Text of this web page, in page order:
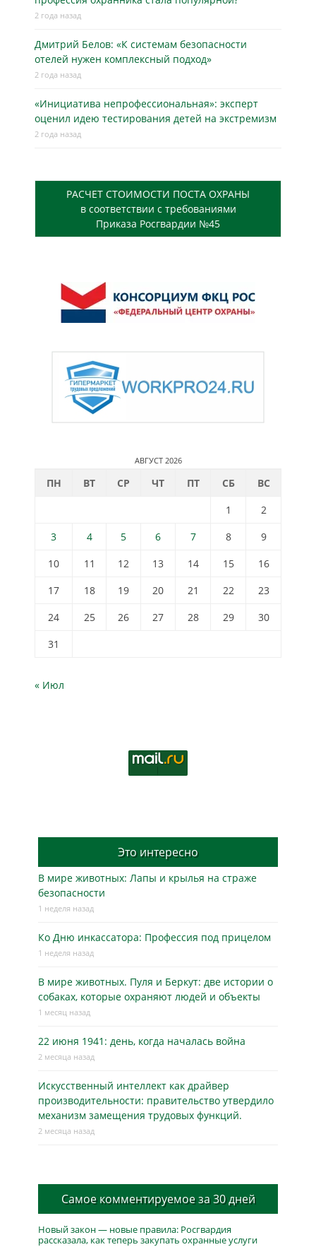
2 года назад
Дмитрий Белов: «К системам безопасности
отелей нужен комплексный подход»
2 года назад
«Инициатива непрофессиональная»: эксперт
оценил идею тестирования детей на экстремизм
2 года назад
РАСЧЕТ СТОИМОСТИ ПОСТА ОХРАНЫ
в соответствии с требованиями
Приказа Росгвардии №45
АВГУСТ 2026
ПН ВТ СР ЧТ ПТ СБ
ВС
1
2
3
4 5 6 7 8
9
10
11 12 13 14 15
16
17
18 19 20 21 22
23
24
25 26 27 28 29
30
31
« Июл
Это интересно
В мире животных: Лапы и крылья на страже
безопасности
1 неделя назад
Ко Дню инкассатора: Профессия под прицелом
1 неделя назад
В мире животных. Пуля и Беркут: две истории о
собаках, которые охраняют людей и объекты
1 месяц назад
22 июня 1941: день, когда началась война
2 месяца назад
Искусственный интеллект как драйвер
производительности: правительство утвердило
механизм замещения трудовых функций.
2 месяца назад
Самое комментируемое за 30 дней
Новый закон — новые правила: Росгвардия
рассказала, как теперь закупать охранные услуги